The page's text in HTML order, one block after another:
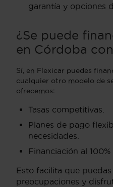
garantía y opciones
¿Se puede
en Córdoba
Sí, en Flexicar puedes
cualquier otro modelo de
ofrecemos:
Tasas competitivas.
Planes de pago
necesidades.
Financiación al
Esto facilita que
preocupaciones y